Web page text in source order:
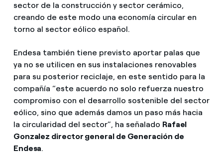
sector de la construcción y sector cerámico,
creando de este modo una economía circular en
torno al sector eólico español.
Endesa también tiene previsto aportar palas que
ya no se utilicen en sus instalaciones renovables
para su posterior reciclaje, en este sentido para la
compañía “este acuerdo no solo refuerza nuestro
compromiso con el desarrollo sostenible del sector
eólico, sino que además damos un paso más hacia
la circularidad del sector”, ha señalado Rafael
Gonzalez director general de Generación de
Endesa.